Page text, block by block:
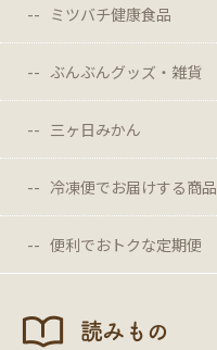
ミツバチ健康食品
ぶんぶんグッズ・雑貨
三ヶ日みかん
冷凍便でお届けする商品
便利でおトクな定期便
読みもの